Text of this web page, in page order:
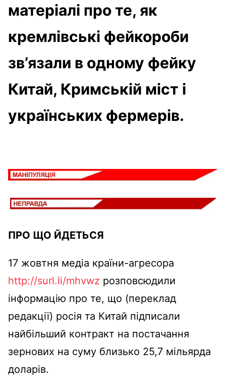
матеріалі про те, як
кремлівські фейкороби
зв’язали в одному фейку
Китай, Кримській міст і
українських фермерів.
ПРО ЩО ЙДЕТЬСЯ
17 жовтня медіа країни-агресора
http://surl.li/mhvwz розповсюдили
інформацію про те, що (переклад
редакції) росія та Китай підписали
найбільший контракт на постачання
зернових на суму близько 25,7 мільярда
доларів.